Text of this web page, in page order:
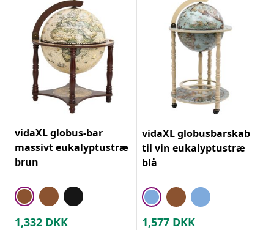
vidaXL globus-bar
massivt eukalyptustræ
brun
1,332 DKK
vidaXL globusbarskab
til vin eukalyptustræ
blå
1,577 DKK